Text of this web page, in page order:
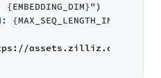
{EMBEDDING_DIM}"
{MAX_SEQ_LENGTH_IN_TOKENS}
assets.zilliz.com/cms-cn/